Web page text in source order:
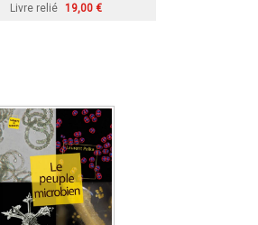
Livre relié 19,00 €